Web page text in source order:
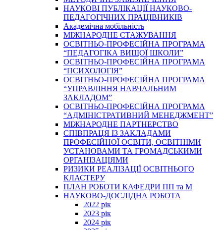
НАУКОВІ ПУБЛІКАЦІЇ НАУКОВО-
ПЕДАГОГІЧНИХ ПРАЦІВНИКІВ
Академічна мобільність
МІЖНАРОДНЕ СТАЖУВАННЯ
ОСВІТНЬО-ПРОФЕСІЙНА ПРОГРАМА
“ПЕДАГОГІКА ВИЩОЇ ШКОЛИ”
ОСВІТНЬО-ПРОФЕСІЙНА ПРОГРАМА
“ПСИХОЛОГІЯ”
ОСВІТНЬО-ПРОФЕСІЙНА ПРОГРАМА
“УПРАВЛІННЯ НАВЧАЛЬНИМ
ЗАКЛАДОМ”
ОСВІТНЬО-ПРОФЕСІЙНА ПРОГРАМА
“АДМІНІСТРАТИВНИЙ МЕНЕДЖМЕНТ”
МІЖНАРОДНЕ ПАРТНЕРСТВО
СПІВПРАЦЯ ІЗ ЗАКЛАДАМИ
ПРОФЕСІЙНОЇ ОСВІТИ, ОСВІТНІМИ
УСТАНОВАМИ ТА ГРОМАДСЬКИМИ
ОРГАНІЗАЦІЯМИ
РИЗИКИ РЕАЛІЗАЦІЇ ОСВІТНЬОГО
КЛАСТЕРУ
ПЛАН РОБОТИ КАФЕДРИ ПП та М
НАУКОВО-ДОСЛІДНА РОБОТА
2022 рік
2023 рік
2024 рік